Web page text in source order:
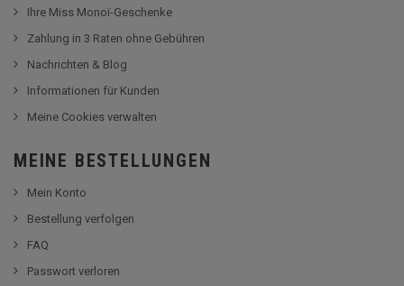
Ihre Miss Monoï-Geschenke
Zahlung in 3 Raten ohne Gebühren
Nachrichten & Blog
Informationen für Kunden
Meine Cookies verwalten
MEINE BESTELLUNGEN
Mein Konto
Bestellung verfolgen
FAQ
Passwort verloren